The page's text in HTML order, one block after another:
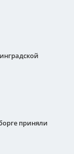
приняли